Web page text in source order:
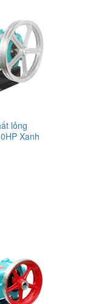
Ong
lỏng
Xanh
sức kéo